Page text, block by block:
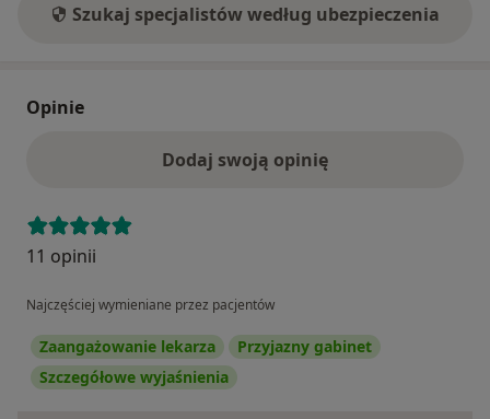
Szukaj specjalistów według ubezpieczenia
Opinie
Dodaj swoją opinię
11 opinii
Najczęściej wymieniane przez pacjentów
Zaangażowanie lekarza
Przyjazny gabinet
Szczegółowe wyjaśnienia